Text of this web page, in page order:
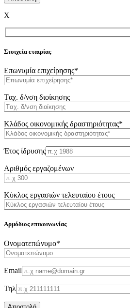
X
Στοιχεία εταιρίας
Επωνυμία επιχείρησης*
Tαχ. δ/νση διοίκησης
Κλάδος οικονομικής δραστηριότητας*
Έτος ίδρυσης
Αριθμός εργαζομένων
Κύκλος εργασιών τελευταίου έτους
Αρμόδιος επικοινωνίας
Oνοματεπώνυμο*
Email
Τηλ